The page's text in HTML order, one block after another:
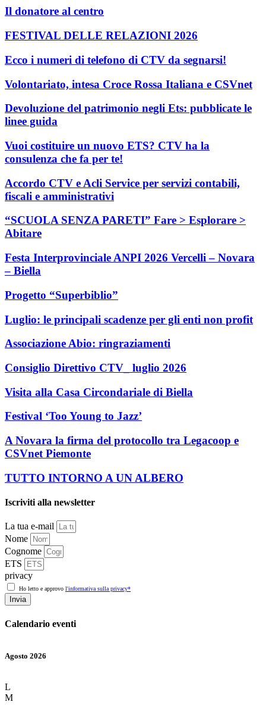
Il donatore al centro
FESTIVAL DELLE RELAZIONI 2026
Ecco i numeri di telefono di CTV da segnarsi!
Volontariato, intesa Croce Rossa Italiana e CSVnet
Devoluzione del patrimonio negli Ets: pubblicate le
linee guida
Vuoi costituire un nuovo ETS? CTV ha la
consulenza che fa per te!
Accordo CTV e Acli Service per servizi contabili,
fiscali e amministrativi
“SCUOLA SENZA PARETI” Fare > Esplorare >
Abitare
Festa Interprovinciale ANPI 2026 Vercelli – Novara
– Biella
Progetto “Superbiblio”
Luglio: le principali scadenze per gli enti non profit
Associazione Abio: ringraziamenti
Consiglio Direttivo CTV_ luglio 2026
Visita alla Casa Circondariale di Biella
Festival ‘Too Young to Jazz’
A Novara la firma del protocollo tra Legacoop e
CSVnet Piemonte
TUTTO INTORNO A UN ALBERO
Iscriviti alla newsletter
La tua e-mail
Nome
Cognome
ETS
privacy
Ho letto e approvo l'informativa sulla privacy*
Invia
Calendario eventi
Agosto 2026
L
M